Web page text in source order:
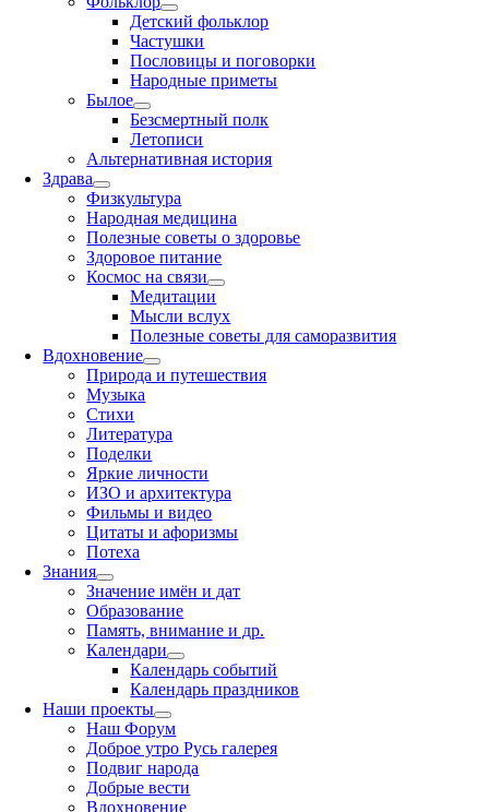
Детский фольклор
Частушки
Пословицы и поговорки
Народные приметы
Былое
Безсмертный полк
Летописи
Альтернативная история
Здрава
Физкультура
Народная медицина
Полезные советы о здоровье
Здоровое питание
Космос на связи
Медитации
Мысли вслух
Полезные советы для саморазвития
Вдохновение
Природа и путешествия
Музыка
Стихи
Литература
Поделки
Яркие личности
ИЗО и архитектура
Фильмы и видео
Цитаты и афоризмы
Потеха
Знания
Значение имён и дат
Образование
Память, внимание и др.
Календари
Календарь событий
Календарь праздников
Наши проекты
Наш Форум
Доброе утро Русь галерея
Подвиг народа
Добрые вести
Вдохновение